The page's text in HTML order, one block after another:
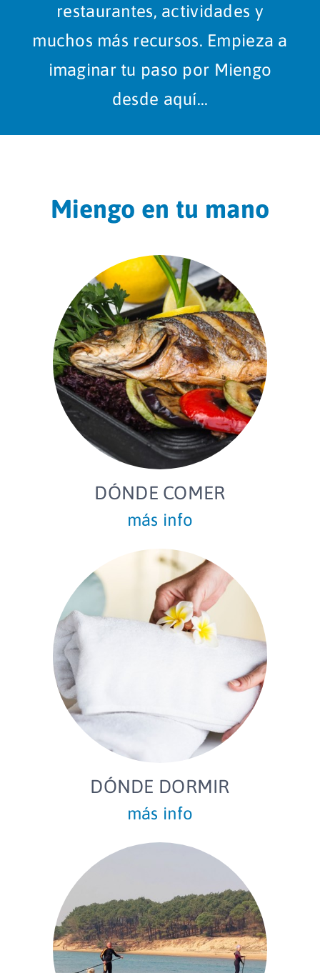
restaurantes, actividades y
muchos más recursos. Empieza a
imaginar tu paso por Miengo
desde aquí…
Miengo en tu mano
DÓNDE COMER
más info
DÓNDE DORMIR
más info